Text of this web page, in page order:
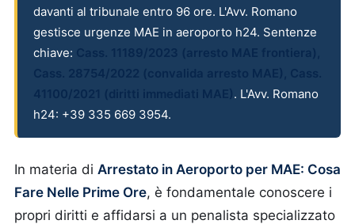
davanti al tribunale entro 96 ore. L'Avv. Romano
gestisce urgenze MAE in aeroporto h24. Sentenze
chiave:
. L'Avv. Romano
h24: +39 335 669 3954.
In materia di Arrestato in Aeroporto per MAE: Cosa
Fare Nelle Prime Ore, è fondamentale conoscere i
propri diritti e affidarsi a un penalista specializzato